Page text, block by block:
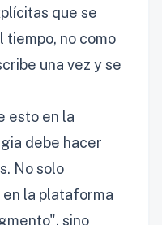
que se
tiempo, no como
una vez y se
esto en la
debe hacer
No solo
la plataforma
sino